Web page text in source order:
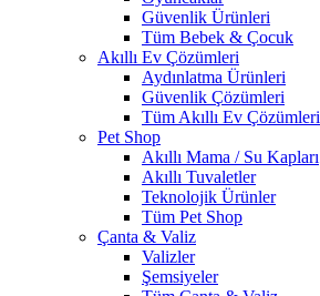
Güvenlik Ürünleri
Tüm Bebek & Çocuk
Akıllı Ev Çözümleri
Aydınlatma Ürünleri
Güvenlik Çözümleri
Tüm Akıllı Ev Çözümleri
Pet Shop
Akıllı Mama / Su Kapları
Akıllı Tuvaletler
Teknolojik Ürünler
Tüm Pet Shop
Çanta & Valiz
Valizler
Şemsiyeler